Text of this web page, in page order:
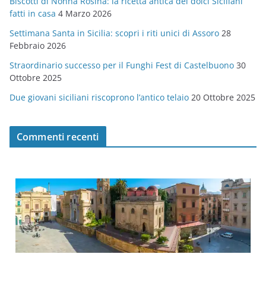
i
e
fatti in casa 4 Marzo 2026
Settimana Santa in Sicilia: scopri i riti unici di Assoro 28
Febbraio 2026
Straordinario successo per il Funghi Fest di Castelbuono 30
Ottobre 2025
Due giovani siciliani riscoprono l’antico telaio 20 Ottobre 2025
Commenti recenti